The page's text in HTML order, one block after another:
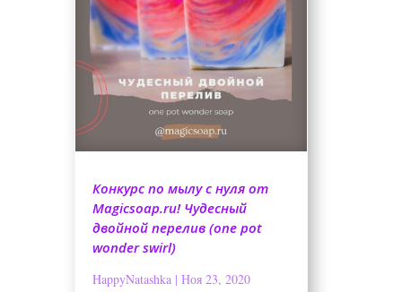
Конкурс по мылу с нуля от
Magicsoap.ru! Чудесный
двойной перелив (one pot
wonder swirl)
HappyNatashka| Ноя 23, 2020